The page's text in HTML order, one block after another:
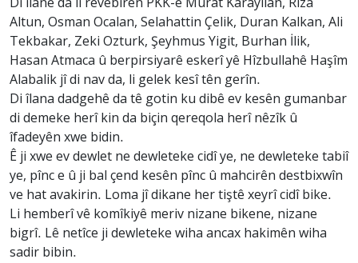
Di îlanê da li rêvebirên PKK-ê Murat Karayılan, Rıza
Altun, Osman Ocalan, Selahattin Çelik, Duran Kalkan, Ali
Tekbakar, Zeki Ozturk, Şeyhmus Yigit, Burhan İlik,
Hasan Atmaca û berpirsiyarê eskerî yê Hîzbullahê Haşîm
Alabalik jî di nav da, li gelek kesî tên gerîn.
Di îlana dadgehê da tê gotin ku dibê ev kesên gumanbar
di demeke herî kin da biçin qereqola herî nêzîk û
îfadeyên xwe bidin.
Ê ji xwe ev dewlet ne dewleteke cidî ye, ne dewleteke tabiî
ye, pînc e û ji bal çend kesên pînc û mahcirên destbixwîn
ve hat avakirin. Loma jî dikane her tiştê xeyrî cidî bike.
Li hemberî vê komîkiyê meriv nizane bikene, nizane
bigrî. Lê netîce ji dewleteke wiha ancax hakimên wiha
sadir bibin.